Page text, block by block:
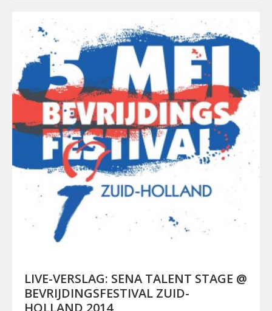
LIVE-VERSLAG: SENA TALENT STAGE @
BEVRIJDINGSFESTIVAL ZUID-
HOLLAND 2014